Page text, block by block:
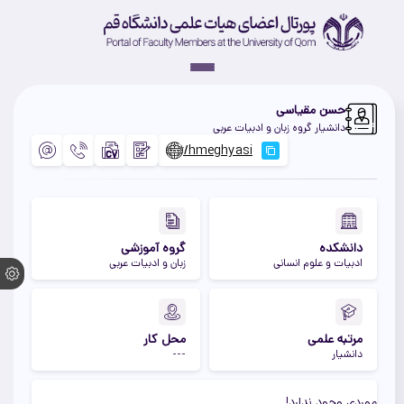
حسن مقیاسی
دانشیار گروه زبان و ادبیات عربی
دانشکده
ادبیات و علوم انسانی
گروه آموزشی
زبان و ادبیات عربی
مرتبه علمی
دانشیار
محل کار
---